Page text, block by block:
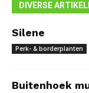
DIVERSE
Silene
Perk- & borderplanten
Buitenhoek